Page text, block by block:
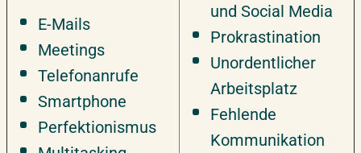
E-Mails
Meetings
Telefonanrufe
Smartphone
Perfektionismus
und Social Media
Prokrastination
Unordentlicher
Arbeitsplatz
Fehlende
Kommunikation